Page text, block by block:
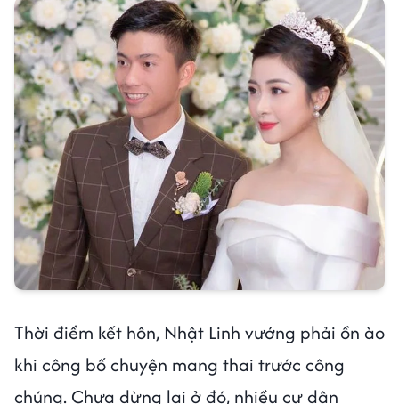
Thời điểm kết hôn, Nhật Linh vướng phải ồn ào
khi công bố chuyện mang thai trước công
chúng. Chưa dừng lại ở đó, nhiều cư dân